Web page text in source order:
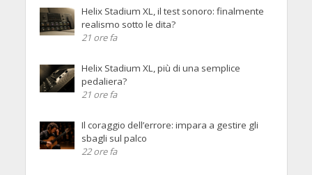
Helix Stadium XL, il test sonoro: finalmente
realismo sotto le dita?
21 ore fa
Helix Stadium XL, più di una semplice
pedaliera?
21 ore fa
Il coraggio dell’errore: impara a gestire gli
sbagli sul palco
22 ore fa